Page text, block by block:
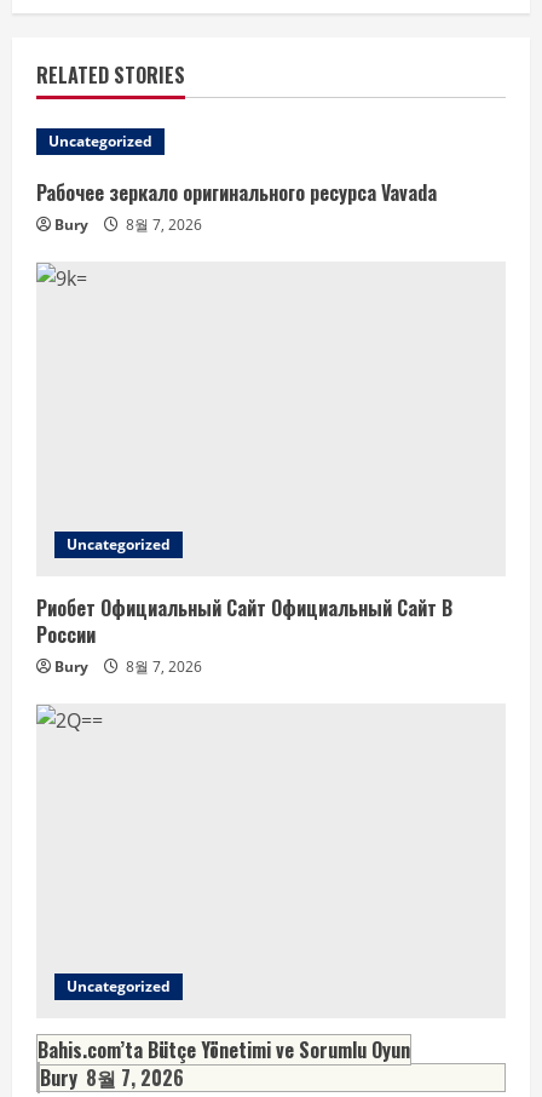
RELATED STORIES
Uncategorized
Рабочее зеркало оригинального ресурса Vavada
Bury 8월 7, 2026
Uncategorized
Риобет Официальный Сайт Официальный Сайт В
России
Bury 8월 7, 2026
Uncategorized
Bahis.com’ta Bütçe Yönetimi ve Sorumlu Oyun
Bury 8월 7, 2026